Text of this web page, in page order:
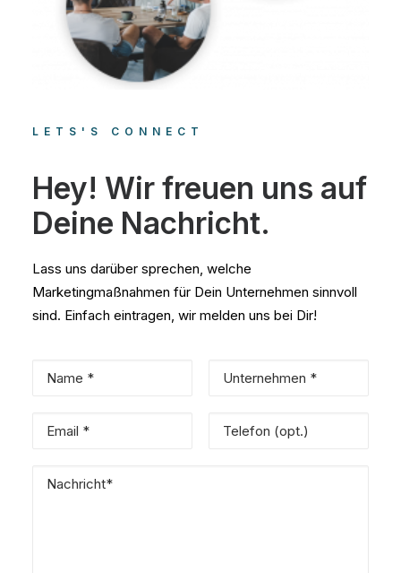
LETS'S CONNECT
Hey! Wir freuen uns auf
Deine Nachricht.
Lass uns darüber sprechen, welche
Marketingmaßnahmen für Dein Unternehmen sinnvoll
sind. Einfach eintragen, wir melden uns bei Dir!